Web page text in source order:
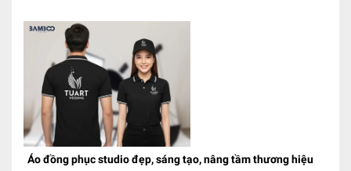
Áo đồng phục studio đẹp, sáng tạo, nâng tầm thương hiệu